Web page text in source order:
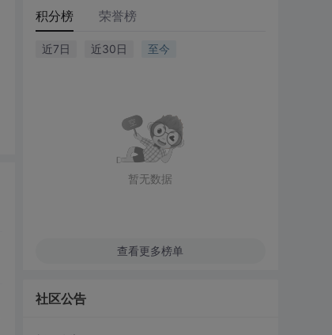
积分榜 荣誉榜
近7日 近30日 至今
暂无数据
查看更多榜单
社区公告